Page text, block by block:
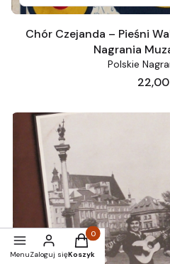
Chór Czejanda – Pieśni
Nagrania
Polskie
Cena
22,00
MenuZaloguj się
Produkty w koszyku:
Koszyk